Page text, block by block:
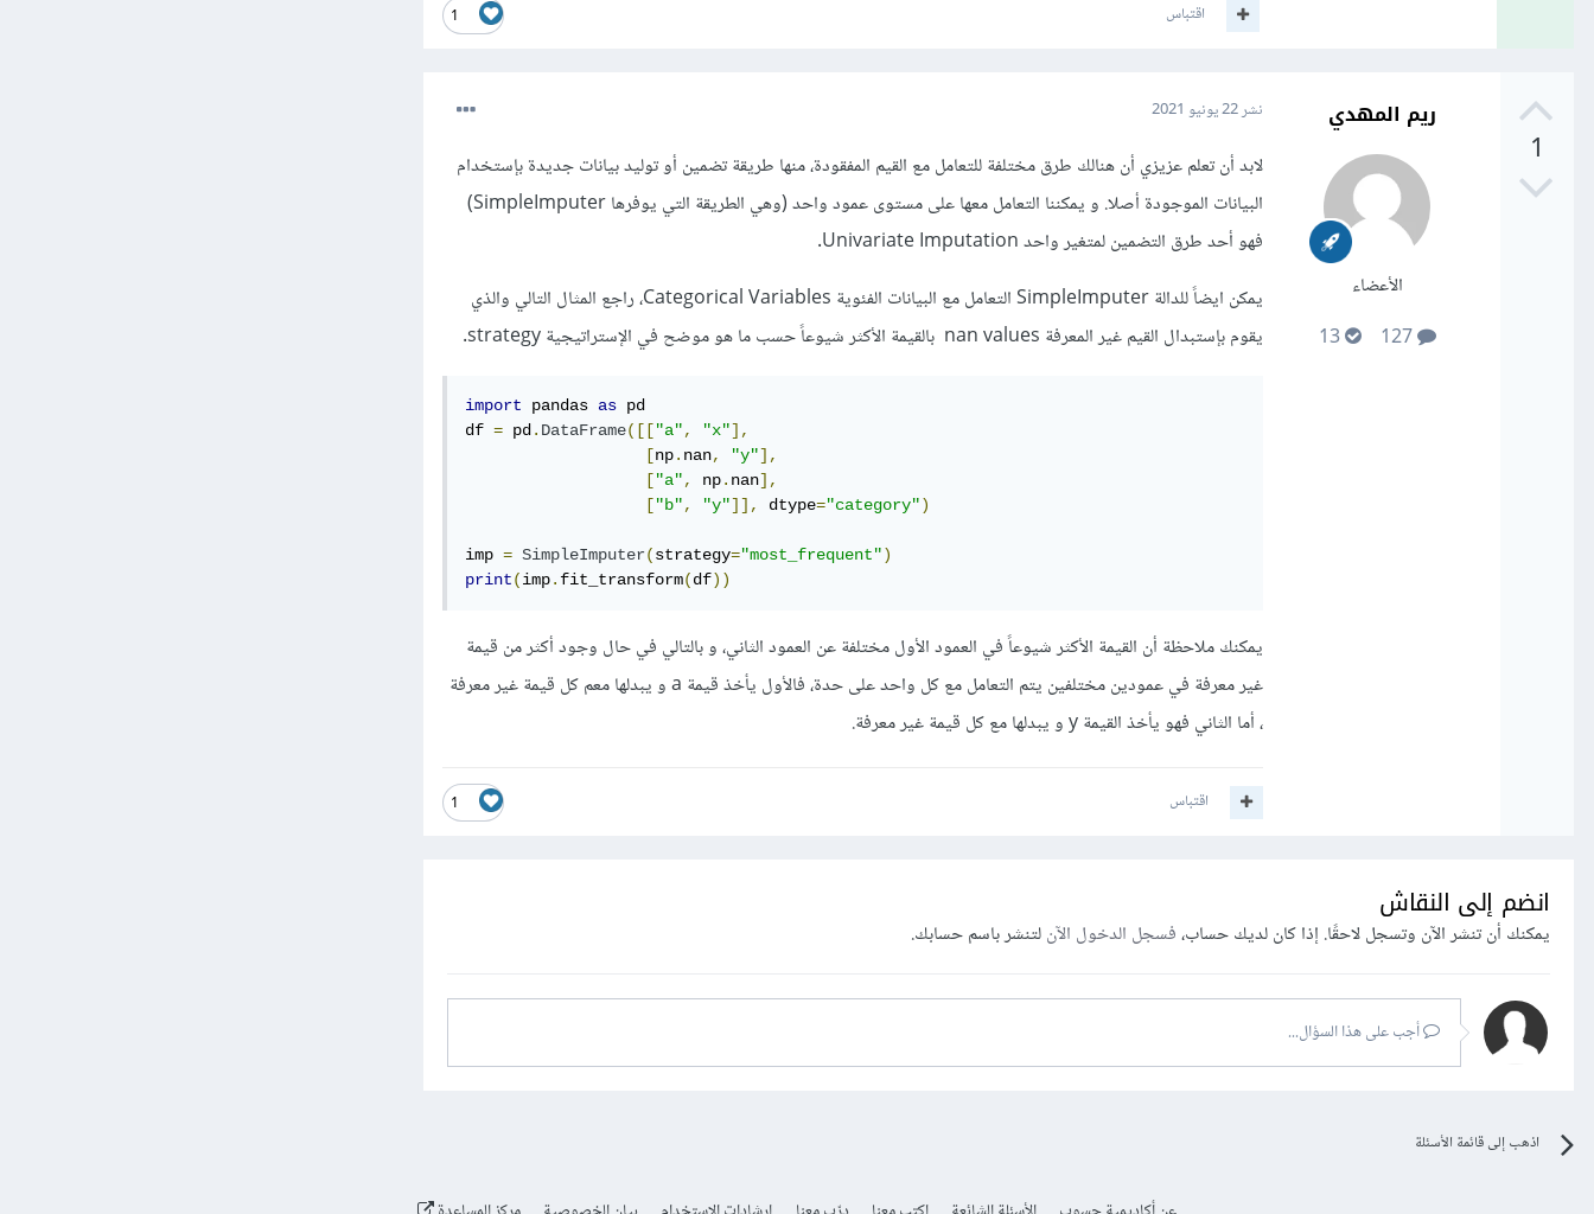
1 اقتباس
1
ريم المهدي
الأعضاء
127
13
نشر22 يونيو 2021
لابد أن تعلم عزيزي أن هنالك طرق مختلفة للتعامل مع القيم المفقودة، منها طريقة تضمين أو توليد بيانات جديدة بإستخدام
البيانات الموجودة أصلا. و يمكننا التعامل معها على مستوى عمود واحد (وهي الطريقة التي يوفرها SimpleImputer)
فهو أحد طرق التضمين لمتغير واحد Univariate Imputation.
يمكن ايضاً للدالة SimpleImputer التعامل مع البيانات الفئوية Categorical Variables، راجع المثال التالي والذي
يقوم بإستبدال القيم غير المعرفة nan values بالقيمة الأكثر شيوعاً حسب ما هو موضح في الإستراتيجية strategy.
import pandas as pd
df = pd. DataFrame([["a", "x"],
[np. nan, "y"],
["a", np. nan],
["b", "y"]], dtype="category")
imp = SimpleImputer(strategy="most_frequent")
print(imp. fit_transform(df))
يمكنك ملاحظة أن القيمة الأكثر شيوعاً في العمود الأول مختلفة عن العمود الثاني، و بالتالي في حال وجود أكثر من قيمة
غير معرفة في عمودين مختلفين يتم التعامل مع كل واحد على حدة، فالأول يأخذ قيمة a و يبدلها معم كل قيمة غير معرفة
، أما الثاني فهو يأخذ القيمة y و يبدلها مع كل قيمة غير معرفة.
1 اقتباس
انضم إلى النقاش
يمكنك أن تنشر الآن وتسجل لاحقًا. إذا كان لديك حساب،فسجل الدخول الآنلتنشر باسم حسابك.
أجب على هذا السؤال...
اذهب إلى قائمة الأسئلة